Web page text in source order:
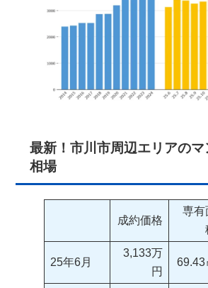
最新！市川市周辺エリアの
相場
成約価格
専有
25年6月
3,133万
円
69.43